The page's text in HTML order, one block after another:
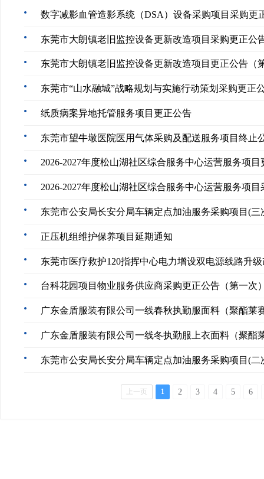
数字减影血管造影系统（DSA）设备采购项目采购更
东莞市大朗镇老旧监控设备更新改造项目采购更正公
东莞市大朗镇老旧监控设备更新改造项目更正公告（
东莞市“山水融城”战略规划与实施行动策划采购更正
纸质病案异地托管服务项目更正公告
东莞市望牛墩医院医用气体采购及配送服务项目终止
2026-2027年度松山湖社区综合服务中心运营服务项
2026-2027年度松山湖社区综合服务中心运营服务项
东莞市公安局长安分局车辆定点加油服务采购项目(
正压机组维护保养项目延期通知
东莞市医疗救护120指挥中心电力增设双电源线路升
台科花园项目物业服务供应商采购更正公告（第一次
东莞市公安局长安分局车辆定点加油服务采购项目(
上一页 1 2 3 4 5 6